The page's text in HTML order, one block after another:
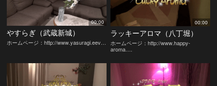
00:00
やすらぎ（武蔵新城）
ホームページ：http://www.yasuragi.eev…
00:00
ラッキーアロマ（八丁堀）
ホームページ：http://www.happy-
aroma….